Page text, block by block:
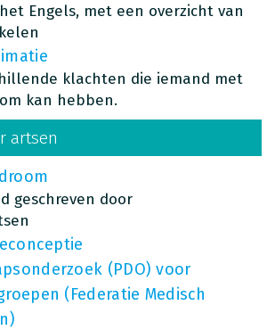
Engels, met een overzicht van
klachten die iemand met
kan hebben.
artsen
geschreven door
(PDO) voor
(Federatie Medisch